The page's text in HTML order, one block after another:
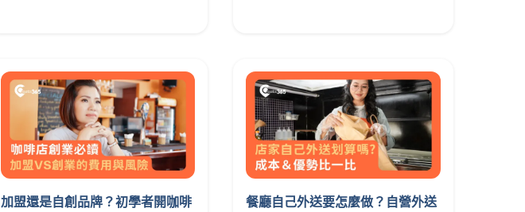
加盟還是自創品牌？初學者開咖啡
餐廳自己外送要怎麼做？自營外送